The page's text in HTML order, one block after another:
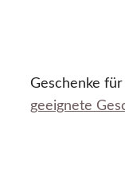
Geschenke
geeignete